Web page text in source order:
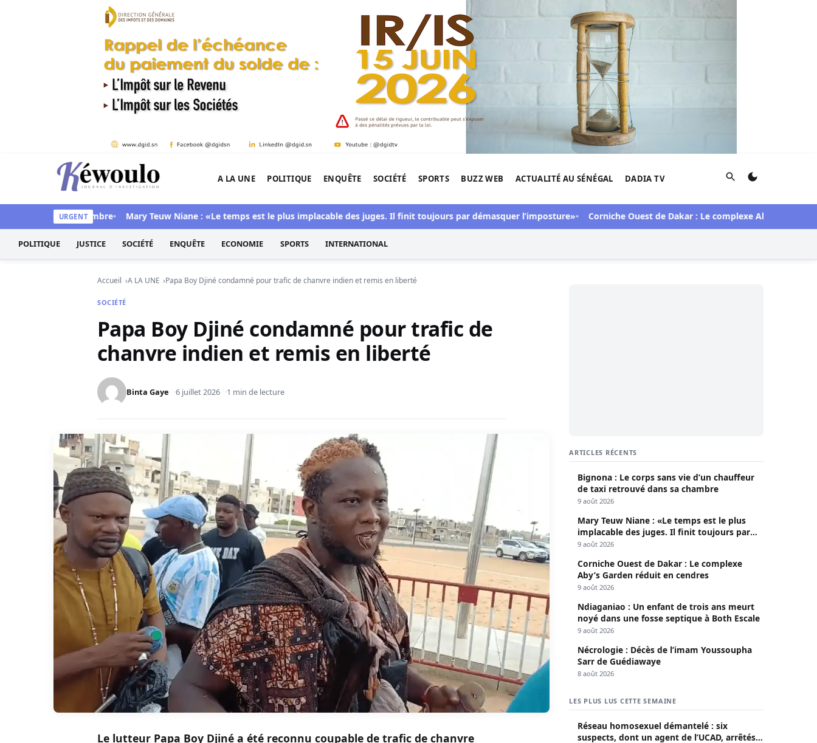
Aller au contenu
Kéwoulo, le premier site d'information et d'investigation de l'Afrique.
A LA UNE POLITIQUE ENQUÊTE SOCIÉTÉ SPORTS BUZZ WEB ACTUALITÉ AU SÉNÉGAL DADIA TV Rechercher
URGENT
dans sa chambre Mary Teuw Niane : «Le temps est le plus implacable des juges. Il finit toujours par démasquer l’imposture» Corniche Ouest de Dakar : Le complexe Aby's Garden
POLITIQUE JUSTICE SOCIÉTÉ ENQUÊTE ECONOMIE SPORTS INTERNATIONAL
Accueil A LA UNE Papa Boy Djiné condamné pour trafic de chanvre indien et remis en liberté
SOCIÉTÉ
Papa Boy Djiné condamné pour trafic de
chanvre indien et remis en liberté
Binta Gaye 6 juillet 2026 1 min de lecture
Le lutteur Papa Boy Djiné a été reconnu coupable de trafic de chanvre
ARTICLES RÉCENTS
Bignona : Le corps sans vie d’un chauffeur
de taxi retrouvé dans sa chambre
9 août 2026
Mary Teuw Niane : «Le temps est le plus
implacable des juges. Il finit toujours par
démasquer l’imposture»
9 août 2026
Corniche Ouest de Dakar : Le complexe
Aby’s Garden réduit en cendres
9 août 2026
Ndiaganiao : Un enfant de trois ans meurt
noyé dans une fosse septique à Both Escale
9 août 2026
Nécrologie : Décès de l’imam Youssoupha
Sarr de Guédiawaye
8 août 2026
LES PLUS LUS CETTE SEMAINE
Réseau homosexuel démantelé : six
suspects, dont un agent de l’UCAD, arrêtés à